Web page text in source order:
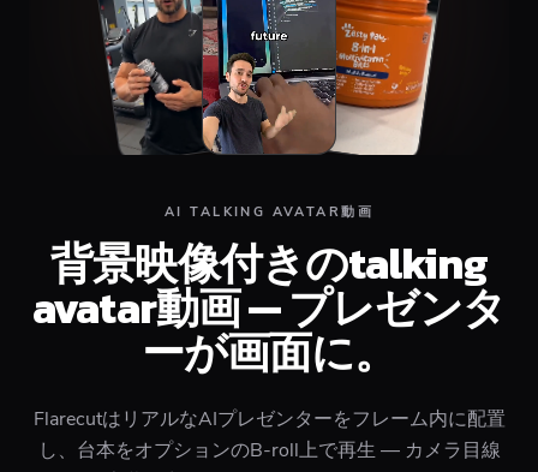
AI TALKING AVATAR動画
背景映像付きのtalking
avatar動画 — プレゼンタ
ーが画面に。
FlarecutはリアルなAIプレゼンターをフレーム内に配置
し、台本をオプションのB-roll上で再生 — カメラ目線